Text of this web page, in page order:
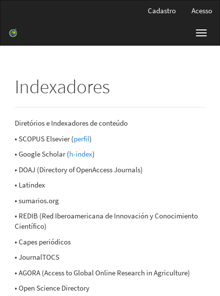
Barra
Cadastro Acesso
Indexadores
Diretórios e Indexadores de conteúdo
• SCOPUS Elsevier (perfil)
• Google Scholar (h-index)
• DOAJ (Directory of OpenAccess Journals)
• Latindex
• sumarios.org
• REDIB (Red Iberoamericana de Innovación y Conocimiento
Científico)
• Capes periódicos
• JournalTOCS
• AGORA (Access to Global Online Research in Agriculture)
• Open Science Directory